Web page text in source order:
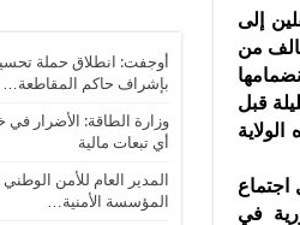
إلى
من
قبل
اجتماع
في
أوجفت: انطلاق حملة
بإشراف حاكم المقاطعة…
وزارة الطاقة: الأضرار في
أي تبعات مالية
المدير العام للأمن
المؤسسة الأمنية…